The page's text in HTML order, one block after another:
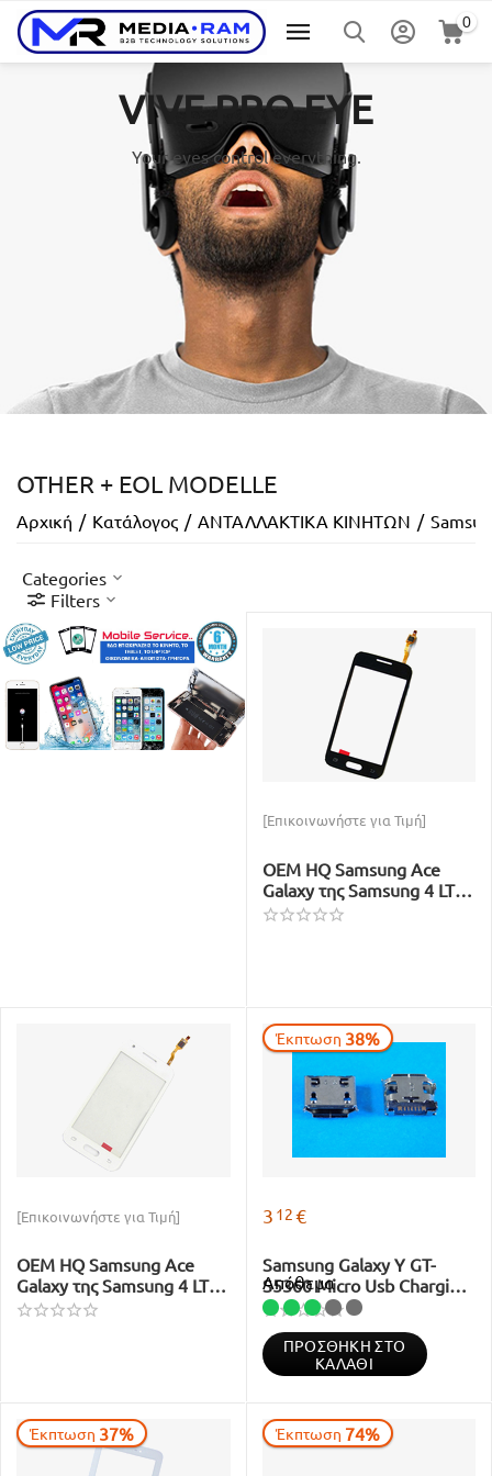
0
VIVE PRO EYE
Your eyes control everything.
OTHER + EOL MODELLE
Αρχική / Κατάλογος / ΑΝΤΑΛΛΑΚΤΙΚΑ ΚΙΝΗΤΩΝ /
Categories
Filters
[Επικοινωνήστε για Τιμή]
OEM HQ Samsung Ace
Galaxy της Samsung 4 LTE
G313F Ace4 Duos SM-
[Επικοινωνήστε για Τιμή]
OEM HQ Samsung Ace
Galaxy της Samsung 4 LTE
G313F Ace4 Duos SM-
Έκπτωση 38%
3 12€
Samsung Galaxy Y GT-
S5360 Micro Usb Charging
Connector Κονέκτορας
Απόθεμα
ΠΡΟΣΘΉΚΗ ΣΤΟ
ΚΑΛΆΘΙ
Έκπτωση 37% Έκπτωση 74%